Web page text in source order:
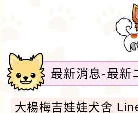
最新消息-最新
大楊梅吉娃娃犬舍